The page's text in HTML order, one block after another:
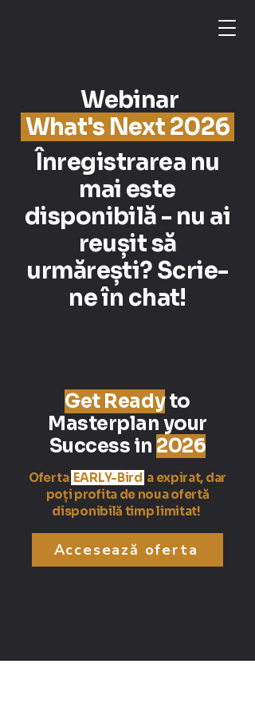
Webinar
What's Next 2026
Înregistrarea nu
mai este
disponibilă - nu ai
reușit să
urmărești? Scrie-
ne în chat!
Get Readyto
Masterplan your
Success in 2026
Oferta EARLY-Bird a expirat, dar
poți profita de noua ofertă
disponibilă timp limitat!
Accesează oferta